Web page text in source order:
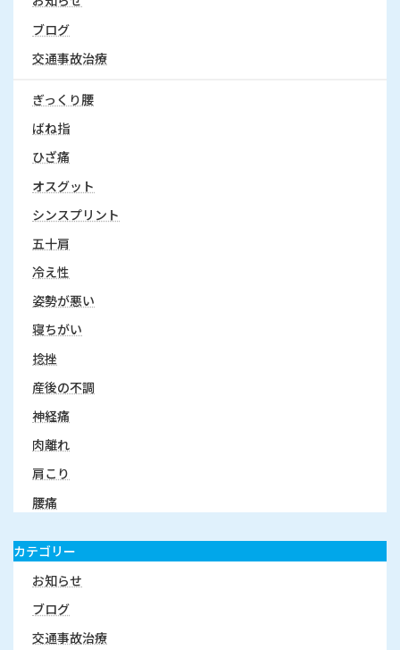
ブログ
交通事故治療
ぎっくり腰
ばね指
ひざ痛
オスグット
シンスプリント
五十肩
冷え性
姿勢が悪い
寝ちがい
捻挫
産後の不調
神経痛
肉離れ
肩こり
腰痛
カテゴリー
お知らせ
ブログ
交通事故治療